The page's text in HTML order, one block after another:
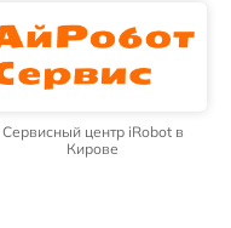
Сервисный центр iRobot в
Кирове